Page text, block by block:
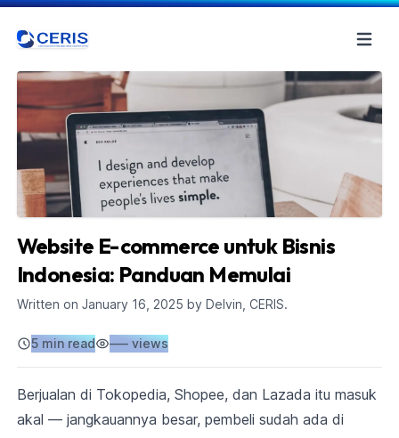
Website E-commerce untuk Bisnis
Indonesia: Panduan Memulai
Written on January 16, 2025 by Delvin, CERIS.
5 min read –––views
Berjualan di Tokopedia, Shopee, dan Lazada itu masuk
akal — jangkauannya besar, pembeli sudah ada di